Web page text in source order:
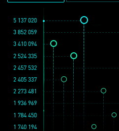
1 936 969
3 852 059
2 457 532
1 784 450
2 273 481
1 740 194
5 137 020
2 524 335
2 405 337
3 410 094